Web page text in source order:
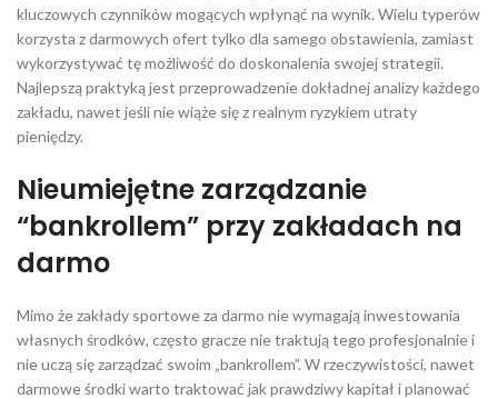
kluczowych czynników mogących wpłynąć na wynik. Wielu typerów
korzysta z darmowych ofert tylko dla samego obstawienia, zamiast
wykorzystywać tę możliwość do doskonalenia swojej strategii.
Najlepszą praktyką jest przeprowadzenie dokładnej analizy każdego
zakładu, nawet jeśli nie wiąże się z realnym ryzykiem utraty
pieniędzy.
Nieumiejętne zarządzanie
“bankrollem” przy zakładach na
darmo
Mimo że zakłady sportowe za darmo nie wymagają inwestowania
własnych środków, często gracze nie traktują tego profesjonalnie i
nie uczą się zarządzać swoim „bankrollem”. W rzeczywistości, nawet
darmowe środki warto traktować jak prawdziwy kapitał i planować